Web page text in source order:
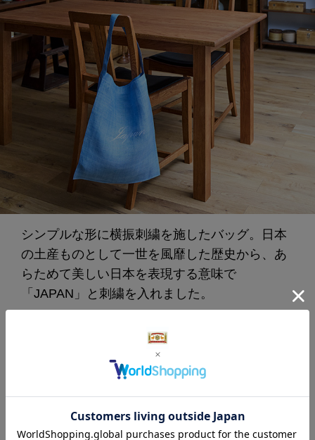
シンプルな形に横振刺繍を施したバッグ。日本
の土産ものとして一世を風靡した歴史から、あ
らためて美しい日本を表現する意味で
「JAPAN」と刺繍を入れました。
フラットながらA4サイズもすっぽり入る大きさ
で、お出かけの際のサブバッグとしてはもちろ
ん、インテリアの一部としても成立するような
屋に飾っても。“使う”と“飾る”の両方を楽しんで
いただけます。